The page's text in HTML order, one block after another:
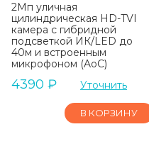
2Мп уличная
цилиндрическая HD-TVI
камера с гибридной
подсветкой ИК/LED до
40м и встроенным
микрофоном (AoC)
4390 ₽ Уточнить
В КОРЗИНУ